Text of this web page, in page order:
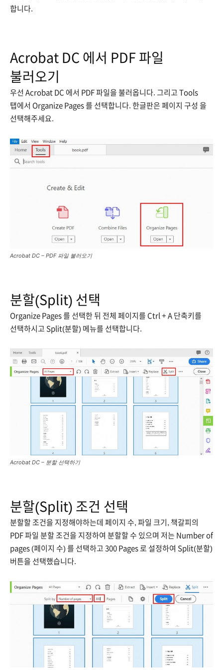
합니다.
Acrobat DC 에서 PDF 파일
불러오기
우선 Acrobat DC 에서 PDF 파일을 불러옵니다. 그리고 Tools
탭에서 Organize Pages 를 선택합니다. 한글판은 페이지 구성 을
선택해주세요.
Acrobat DC – PDF 파일 불러오기
분할(Split) 선택
Organize Pages 를 선택한 뒤 전체 페이지를 Ctrl + A 단축키를
선택하시고 Split(분할) 메뉴를 선택합니다.
Acrobat DC – 분할 선택하기
분할(Split) 조건 선택
분할할 조건을 지정해야하는데 페이지 수, 파일 크기, 책갈피의
PDF 파일 분할 조건을 지정하여 분할할 수 있으며 저는 Number of
pages (페이지 수) 를 선택하고 300 Pages 로 설정하여 Split(분할)
버튼을 선택했습니다.